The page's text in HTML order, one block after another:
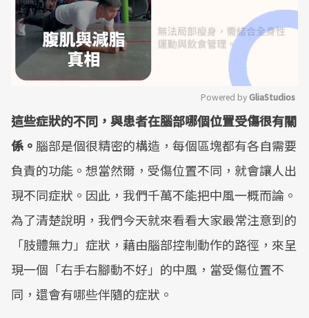
Mute
Powered by GliaStudios
這些症狀的不同，與患者在腦部哪個位置受傷很有關
係。 腦部是個很精密的構造，每個區塊都有各自需要
負責的功能。想當然爾，受傷位置不同，就會讓人出
現不同症狀。因此，我們千萬不能把中風一概而論。
為了清楚說明，我們今天就來看看大家最常注意到的
「肢體無力」症狀，藉由腦部控制動作的路徑，來呈
現一個「右手右腳動不好」的中風，當受傷位置不
同，還會有哪些伴隨的症狀。